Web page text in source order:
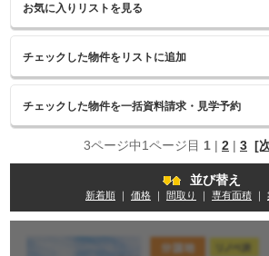
お気に入りリストを見る
3ページ中1ページ目 1 | 2 | 3 [
並び替え
新着順 ｜ 価格 ｜ 間取り ｜ 専有面積 ｜